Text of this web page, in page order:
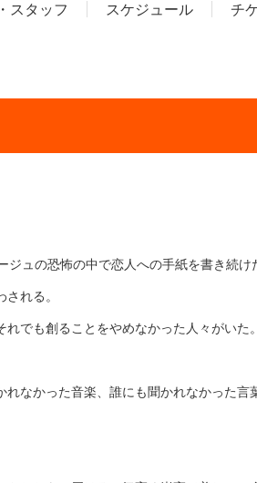
スタッフ スケジュール チ
ュの恐怖の中で恋人への手紙を書き続け
れる。
でも創ることをやめなかった人々がいた。
なかった音楽、誰にも聞かれなかった